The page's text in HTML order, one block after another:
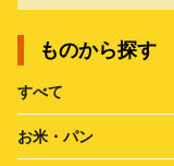
ものから探す
すべて
お米・パン